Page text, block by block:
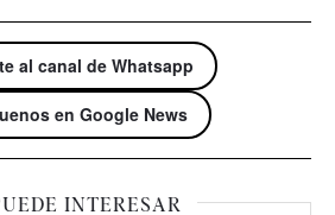
al canal de Whatsapp
en Google News
INTERESAR